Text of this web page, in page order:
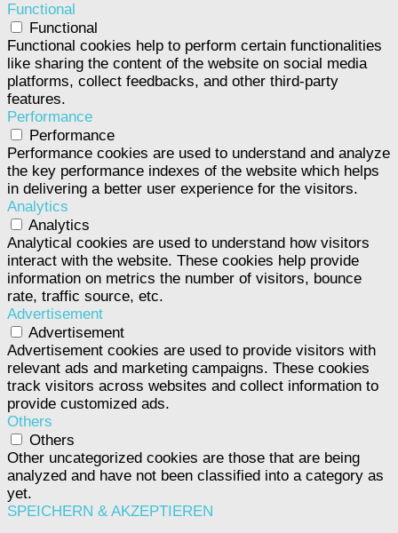
Functional
Functional
Functional cookies help to perform certain functionalities
like sharing the content of the website on social media
platforms, collect feedbacks, and other third-party
features.
Performance
Performance
Performance cookies are used to understand and analyze
the key performance indexes of the website which helps
in delivering a better user experience for the visitors.
Analytics
Analytics
Analytical cookies are used to understand how visitors
interact with the website. These cookies help provide
information on metrics the number of visitors, bounce
rate, traffic source, etc.
Advertisement
Advertisement
Advertisement cookies are used to provide visitors with
relevant ads and marketing campaigns. These cookies
track visitors across websites and collect information to
provide customized ads.
Others
Others
Other uncategorized cookies are those that are being
analyzed and have not been classified into a category as
yet.
SPEICHERN & AKZEPTIEREN